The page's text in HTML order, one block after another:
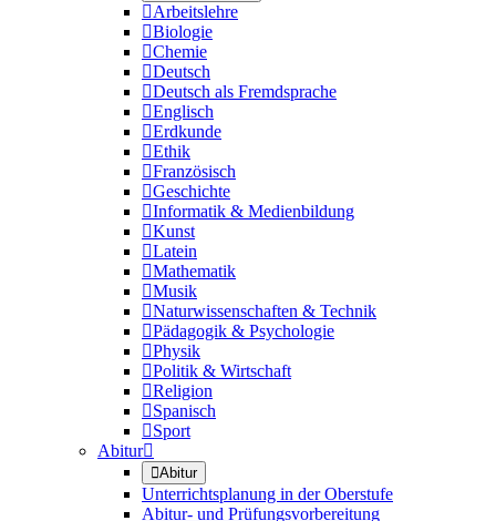
Arbeitslehre
Biologie
Chemie
Deutsch
Deutsch als Fremdsprache
Englisch
Erdkunde
Ethik
Französisch
Geschichte
Informatik & Medienbildung
Kunst
Latein
Mathematik
Musik
Naturwissenschaften & Technik
Pädagogik & Psychologie
Physik
Politik & Wirtschaft
Religion
Spanisch
Sport
Abitur
Abitur
Unterrichtsplanung in der Oberstufe
Abitur- und Prüfungsvorbereitung